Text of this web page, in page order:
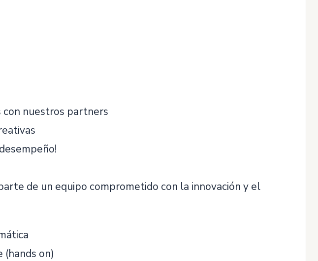
con nuestros partners
de un equipo comprometido con la innovación y el
on)